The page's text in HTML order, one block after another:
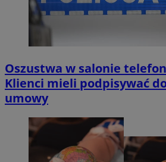
Oszustwa w salonie
Klienci mieli podpisywać
umowy